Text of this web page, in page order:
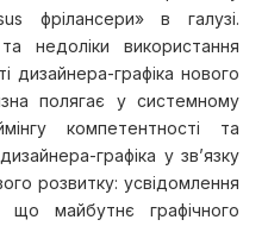
фрілансери» в галузі.
недоліки використання
дизайнера-графіка нового
полягає у системному
компетентності та
графіка у зв’язку
розвитку: усвідомлення
що майбутнє графічного